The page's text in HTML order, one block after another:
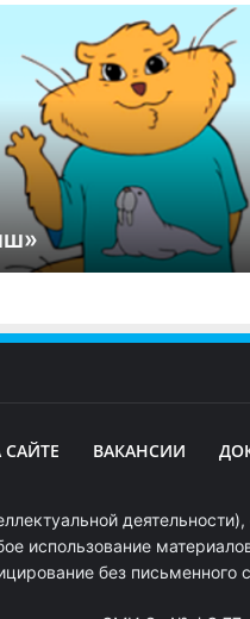
ВАКАНСИИ
использование
без письменного